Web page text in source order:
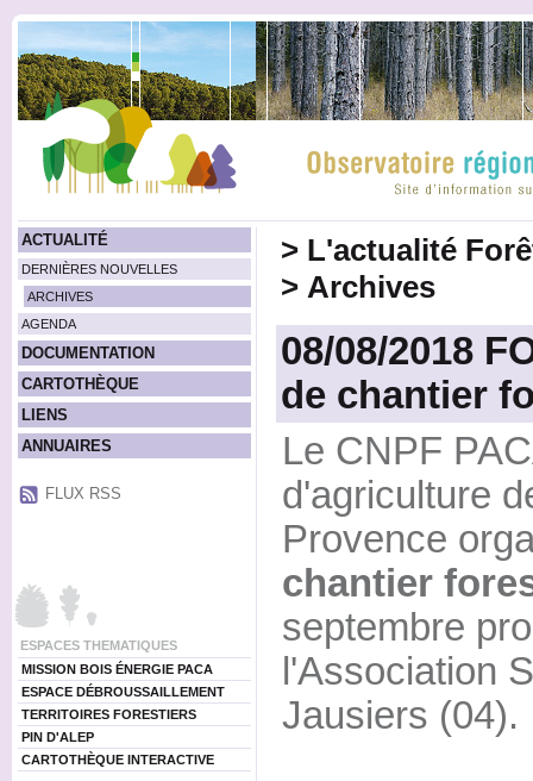
ACTUALITÉ
DERNIÈRES NOUVELLES
ARCHIVES
AGENDA
DOCUMENTATION
CARTOTHÈQUE
LIENS
ANNUAIRES
FLUX RSS
ESPACES THEMATIQUES
MISSION BOIS ÉNERGIE PACA
ESPACE DÉBROUSSAILLEMENT
TERRITOIRES FORESTIERS
PIN D'ALEP
CARTOTHÈQUE INTERACTIVE
> L'actualité
> Archives
08/08/2018
de chantier
Le CNPF
d'agriculture
Provence
chantier
septembre
l'Association
Jausiers (04).